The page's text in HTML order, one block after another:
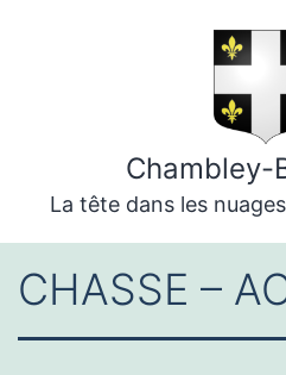
Chambley-
La tête dans les
CHASSE –